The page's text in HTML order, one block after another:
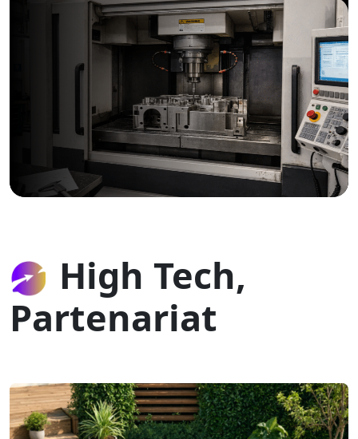
High Tech,
Partenariat